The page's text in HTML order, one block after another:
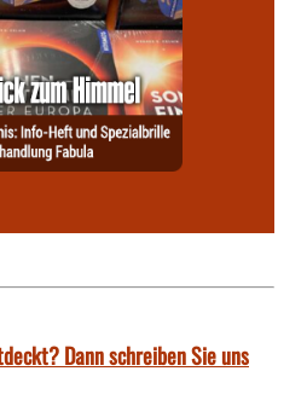
Dann schreiben Sie uns